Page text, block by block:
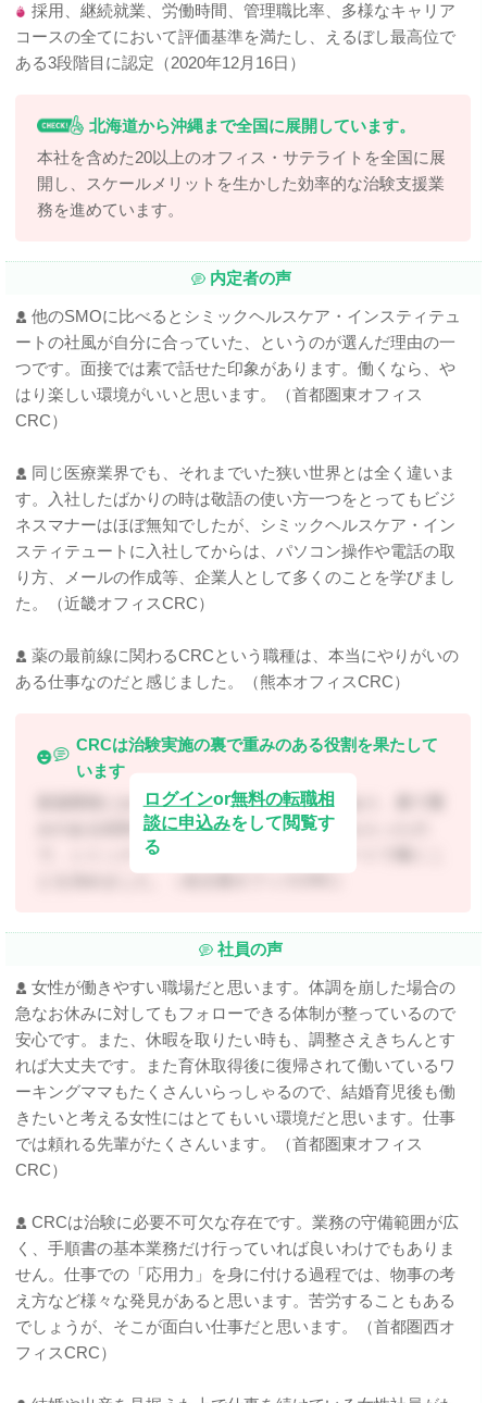
採用、継続就業、労働時間、管理職比率、多様なキャリア
コースの全てにおいて評価基準を満たし、えるぼし最高位で
ある3段階目に認定（2020年12月16日）
北海道から沖縄まで全国に展開しています。
本社を含めた20以上のオフィス・サテライトを全国に展
開し、スケールメリットを生かした効率的な治験支援業
務を進めています。
内定者の声
他のSMOに比べるとシミックヘルスケア・インスティテュ
ートの社風が自分に合っていた、というのが選んだ理由の一
つです。面接では素で話せた印象があります。働くなら、や
はり楽しい環境がいいと思います。（首都圏東オフィス
CRC）
同じ医療業界でも、それまでいた狭い世界とは全く違いま
す。入社したばかりの時は敬語の使い方一つをとってもビジ
ネスマナーはほぼ無知でしたが、シミックヘルスケア・イン
スティテュートに入社してからは、パソコン操作や電話の取
り方、メールの作成等、企業人として多くのことを学びまし
た。（近畿オフィスCRC）
薬の最前線に関わるCRCという職種は、本当にやりがいの
ある仕事なのだと感じました。（熊本オフィスCRC）
CRCは治験実施の裏で重みのある役割を果たして
います
新薬開発において「治験」がとても重要であり、裏で重
みのある役割を果たしていることを教えてもらったの
で、シミックヘルスケア・インスティテュートで働くこ
ログインor無料の転職相
談に申込みをして閲覧す
る
社員の声
女性が働きやすい職場だと思います。体調を崩した場合の
急なお休みに対してもフォローできる体制が整っているので
安心です。また、休暇を取りたい時も、調整さえきちんとす
れば大丈夫です。また育休取得後に復帰されて働いているワ
ーキングママもたくさんいらっしゃるので、結婚育児後も働
きたいと考える女性にはとてもいい環境だと思います。仕事
では頼れる先輩がたくさんいます。（首都圏東オフィス
CRC）
CRCは治験に必要不可欠な存在です。業務の守備範囲が広
く、手順書の基本業務だけ行っていれば良いわけでもありま
せん。仕事での「応用力」を身に付ける過程では、物事の考
え方など様々な発見があると思います。苦労することもある
でしょうが、そこが面白い仕事だと思います。（首都圏西オ
フィスCRC）